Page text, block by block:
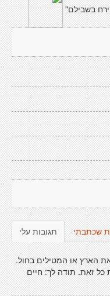
בשבילם"
תגובות עלי שכתבתי
הארץ או המטילים בחול.
כל זאת. תודה לך: חיים